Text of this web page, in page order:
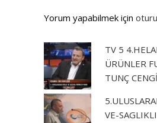
Yorum yapabilmek için
TV 5
ÜRÜNLER
TUNÇ
VE-